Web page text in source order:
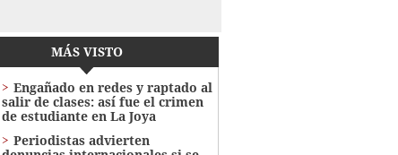
MÁS VISTO
Engañado en redes y raptado al
salir de clases: así fue el crimen
de estudiante en La Joya
Periodistas advierten